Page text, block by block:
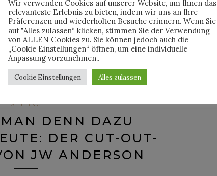
READING
By HORST
STYLING
DENN DAZU
DER CUT-OUT-
JW ANDERSON
Wir verwenden Cookies auf unserer Website, um Ihnen das
relevanteste Erlebnis zu bieten, indem wir uns an Ihre
Präferenzen und wiederholten Besuche erinnern. Wenn Sie
auf "Alles zulassen“ klicken, stimmen Sie der Verwendung
von ALLEN Cookies zu. Sie können jedoch auch die
„Cookie Einstellungen“ öffnen, um eine individuelle
Anpassung vorzunehmen..
Cookie Einstellungen Alles zulassen